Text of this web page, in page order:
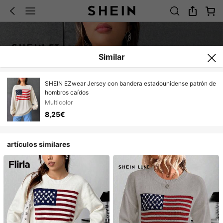
Similar
SHEIN EZwear Jersey con bandera estadounidense patrón de
hombros caídos
Multicolor
8,25€
artículos similares